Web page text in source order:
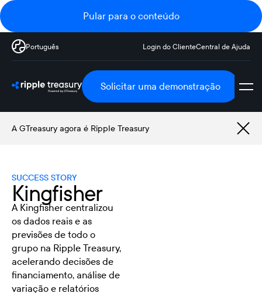
Pular para o conteúdo
Português Login do ClienteCentral de Ajuda
Solicitar uma demonstração
A GTreasury agora é Ripple Treasury
SUCCESS STORY
Kingfisher
A Kingfisher centralizou
os dados reais e as
previsões de todo o
grupo na Ripple Treasury,
acelerando decisões de
financiamento, análise de
variação e relatórios